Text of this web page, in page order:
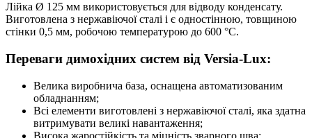
Лійка Ø 125 мм використовується для відводу конденсату.
Виготовлена з нержавіючої сталі і є одностінною, товщиною
стінки 0,5 мм, робочою температурою до 600 °С.
Переваги димохідних систем від Versia-Lux:
Велика виробнича база, оснащена автоматизованим
обладнанням;
Всі елементи виготовлені з нержавіючої сталі, яка здатна
витримувати великі навантаження;
Висока жаростійкість та міцність зварного шва;